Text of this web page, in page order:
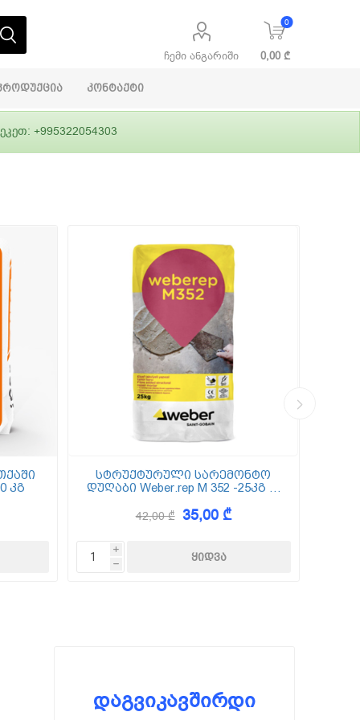
ჩემი ანგარიში
0
0,00 ₾
ფასადები
გრუნტები,
ჰიდროიზოლაცია
ლითონი
სამშენებლო
დანადგარები
კონტაქტი
+995322054303
კგ
სტრუქტურული სარემონტო
დუღაბი Weber.rep M 352 -25კგ (5
42,00 ₾ 35,00 ₾
i
h
დაგვიკავშირდი